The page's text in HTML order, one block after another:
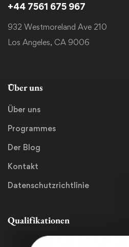
+44 7561 675 967
932 Westmoreland Ave 210
Los Angeles, CA 9006
Über uns
Über uns
Programmes
Der Blog
Kontakt
Datenschutzrichtlinie
Qualifikationen